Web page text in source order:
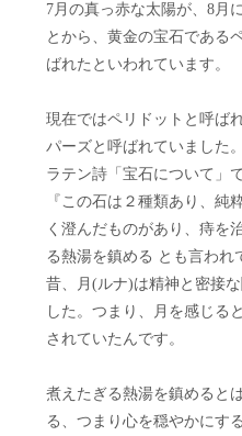
7月の真っ赤な太陽が、8月
とから、黄金の宝石である
ばれたといわれています。
現在ではペリドットと呼ば
パーズと呼ばれていました。
ラテン詩「宝石について」
『この石は２種類あり、純
く澄んだものがあり、痔を
る熱湯を鎮める とも言われ
昔、月(ルナ)は精神と密接
した。つまり、月を感じる
されていたんです。
煮えたぎる熱湯を鎮めると
る、つまり心を穏やかにす